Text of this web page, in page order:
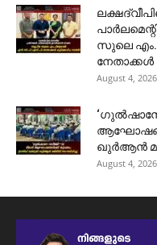
സുലെ
നേതാക്കൾ
August 4, 2026
‘ഗുൽഷാനേ
ഖുർആൻ
August 4, 2026